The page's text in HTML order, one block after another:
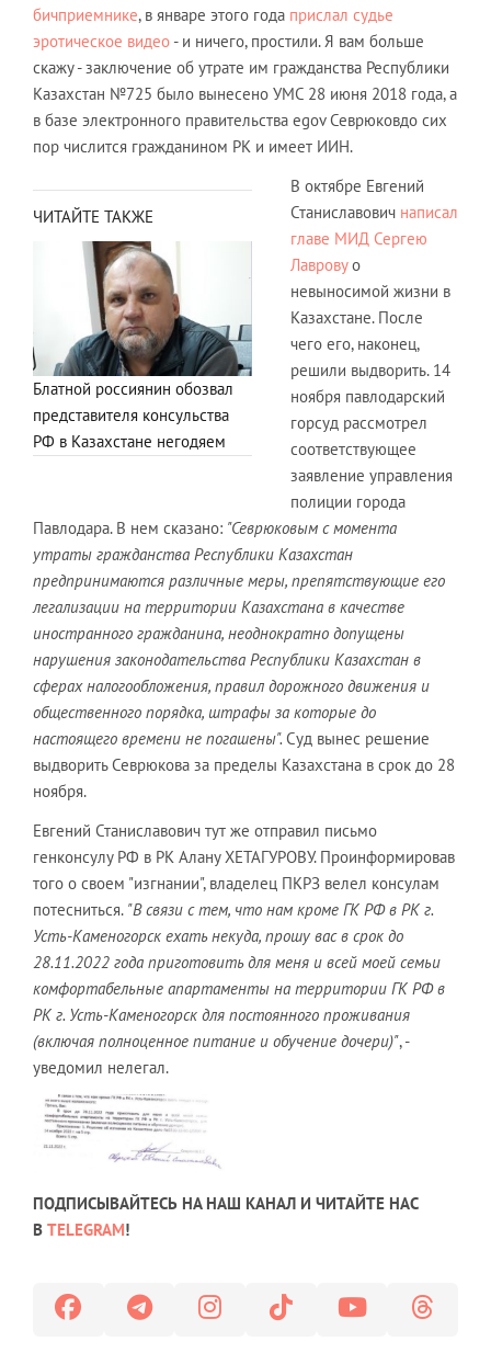
бичприемнике, в январе этого года прислал судье
эротическое видео - и ничего, простили. Я вам больше
скажу - заключение об утрате им гражданства Республики
Казахстан №725 было вынесено УМС 28 июня 2018 года, а
в базе электронного правительства egov Севрюковдо сих
пор числится гражданином РК и имеет ИИН.
ЧИТАЙТЕ ТАКЖЕ
Блатной россиянин обозвал
представителя консульства
РФ в Казахстане негодяем
В октябре Евгений
Станиславович написал
главе МИД Сергею
Лавровуо
невыносимой жизни в
Казахстане. После
чего его, наконец,
решили выдворить. 14
ноября павлодарский
горсуд рассмотрел
соответствующее
заявление управления
полиции города
Павлодара. В нем сказано: "Севрюковым с момента
утраты гражданства Республики Казахстан
предпринимаются различные меры, препятствующие его
легализации на территории Казахстана в качестве
иностранного гражданина, неоднократно допущены
нарушения законодательства Республики Казахстан в
сферах налогообложения, правил дорожного движения и
общественного порядка, штрафы за которые до
настоящего времени не погашены". Суд вынес решение
выдворить Севрюкова за пределы Казахстана в срок до 28
ноября.
Евгений Станиславович тут же отправил письмо
генконсулу РФ в РК Алану ХЕТАГУРОВУ. Проинформировав
того о своем "изгнании", владелец ПКРЗ велел консулам
потесниться. "В связи с тем, что нам кроме ГК РФ в РК г.
Усть-Каменогорск ехать некуда, прошу вас в срок до
28.11.2022 года приготовить для меня и всей моей семьи
комфортабельные апартаменты на территории ГК РФ в
РК г. Усть-Каменогорск для постоянного проживания
(включая полноценное питание и обучение дочери)", -
уведомил нелегал.
ПОДПИСЫВАЙТЕСЬ НА НАШ КАНАЛ И ЧИТАЙТЕ НАС
В TELEGRAM!